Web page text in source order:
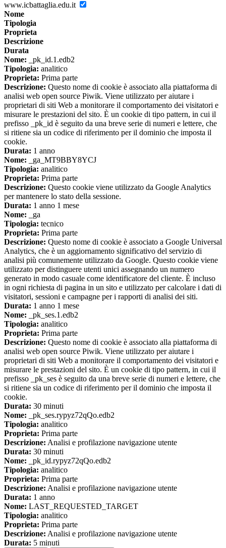
www.icbattaglia.edu.it
Nome
Tipologia
Proprieta
Descrizione
Durata
Nome: _pk_id.1.edb2
Tipologia: analitico
Proprieta: Prima parte
Descrizione: Questo nome di cookie è associato alla piattaforma di
analisi web open source Piwik. Viene utilizzato per aiutare i
proprietari di siti Web a monitorare il comportamento dei visitatori e
misurare le prestazioni del sito. È un cookie di tipo pattern, in cui il
prefisso _pk_id è seguito da una breve serie di numeri e lettere, che
si ritiene sia un codice di riferimento per il dominio che imposta il
cookie.
Durata: 1 anno
Nome: _ga_MT9BBY8YCJ
Tipologia: analitico
Proprieta: Prima parte
Descrizione: Questo cookie viene utilizzato da Google Analytics
per mantenere lo stato della sessione.
Durata: 1 anno 1 mese
Nome: _ga
Tipologia: tecnico
Proprieta: Prima parte
Descrizione: Questo nome di cookie è associato a Google Universal
Analytics, che è un aggiornamento significativo del servizio di
analisi più comunemente utilizzato da Google. Questo cookie viene
utilizzato per distinguere utenti unici assegnando un numero
generato in modo casuale come identificatore del cliente. È incluso
in ogni richiesta di pagina in un sito e utilizzato per calcolare i dati di
visitatori, sessioni e campagne per i rapporti di analisi dei siti.
Durata: 1 anno 1 mese
Nome: _pk_ses.1.edb2
Tipologia: analitico
Proprieta: Prima parte
Descrizione: Questo nome di cookie è associato alla piattaforma di
analisi web open source Piwik. Viene utilizzato per aiutare i
proprietari di siti Web a monitorare il comportamento dei visitatori e
misurare le prestazioni del sito. È un cookie di tipo pattern, in cui il
prefisso _pk_ses è seguito da una breve serie di numeri e lettere, che
si ritiene sia un codice di riferimento per il dominio che imposta il
cookie.
Durata: 30 minuti
Nome: _pk_ses.rypyz72qQo.edb2
Tipologia: analitico
Proprieta: Prima parte
Descrizione: Analisi e profilazione navigazione utente
Durata: 30 minuti
Nome: _pk_id.rypyz72qQo.edb2
Tipologia: analitico
Proprieta: Prima parte
Descrizione: Analisi e profilazione navigazione utente
Durata: 1 anno
Nome: LAST_REQUESTED_TARGET
Tipologia: analitico
Proprieta: Prima parte
Descrizione: Analisi e profilazione navigazione utente
Durata: 5 minuti